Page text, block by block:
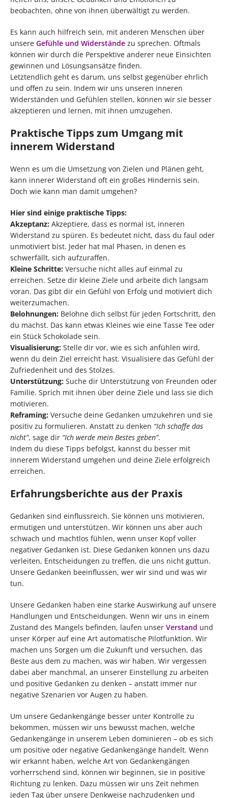
beobachten, ohne von ihnen überwältigt zu werden.
Es kann auch hilfreich sein, mit anderen Menschen über
unsere Gefühle und Widerstände zu sprechen. Oftmals
können wir durch die Perspektive anderer neue Einsichten
gewinnen und Lösungsansätze finden.
Letztendlich geht es darum, uns selbst gegenüber ehrlich
und offen zu sein. Indem wir uns unseren inneren
Widerständen und Gefühlen stellen, können wir sie besser
akzeptieren und lernen, mit ihnen umzugehen.
Praktische Tipps zum Umgang mit
innerem Widerstand
Wenn es um die Umsetzung von Zielen und Plänen geht,
kann innerer Widerstand oft ein großes Hindernis sein.
Doch wie kann man damit umgehen?
Hier sind einige praktische Tipps:
Akzeptanz: Akzeptiere, dass es normal ist, inneren
Widerstand zu spüren. Es bedeutet nicht, dass du faul oder
unmotiviert bist. Jeder hat mal Phasen, in denen es
schwerfällt, sich aufzuraffen.
Kleine Schritte: Versuche nicht alles auf einmal zu
erreichen. Setze dir kleine Ziele und arbeite dich langsam
voran. Das gibt dir ein Gefühl von Erfolg und motiviert dich
weiterzumachen.
Belohnungen: Belohne dich selbst für jeden Fortschritt, den
du machst. Das kann etwas Kleines wie eine Tasse Tee oder
ein Stück Schokolade sein.
Visualisierung: Stelle dir vor, wie es sich anfühlen wird,
wenn du dein Ziel erreicht hast. Visualisiere das Gefühl der
Zufriedenheit und des Stolzes.
Unterstützung: Suche dir Unterstützung von Freunden oder
Familie. Sprich mit ihnen über deine Ziele und lass sie dich
motivieren.
Reframing: Versuche deine Gedanken umzukehren und sie
positiv zu formulieren. Anstatt zu denken “Ich schaffe das
nicht”, sage dir “Ich werde mein Bestes geben”.
Indem du diese Tipps befolgst, kannst du besser mit
innerem Widerstand umgehen und deine Ziele erfolgreich
erreichen.
Erfahrungsberichte aus der Praxis
Gedanken sind einflussreich. Sie können uns motivieren,
ermutigen und unterstützen. Wir können uns aber auch
schwach und machtlos fühlen, wenn unser Kopf voller
negativer Gedanken ist. Diese Gedanken können uns dazu
verleiten, Entscheidungen zu treffen, die uns nicht guttun.
Unsere Gedanken beeinflussen, wer wir sind und was wir
tun.
Unsere Gedanken haben eine starke Auswirkung auf unsere
Handlungen und Entscheidungen. Wenn wir uns in einem
Zustand des Mangels befinden, laufen unser Verstand und
unser Körper auf eine Art automatische Pilotfunktion. Wir
machen uns Sorgen um die Zukunft und versuchen, das
Beste aus dem zu machen, was wir haben. Wir vergessen
dabei aber manchmal, an unserer Einstellung zu arbeiten
und positive Gedanken zu denken – anstatt immer nur
negative Szenarien vor Augen zu haben.
Um unsere Gedankengänge besser unter Kontrolle zu
bekommen, müssen wir uns bewusst machen, welche
Gedankengänge in unserem Leben dominieren – ob es sich
um positive oder negative Gedankengänge handelt. Wenn
wir erkannt haben, welche Art von Gedankengängen
vorherrschend sind, können wir beginnen, sie in positive
Richtung zu lenken. Dazu müssen wir uns Zeit nehmen
jeden Tag über unsere Denkweise nachzudenken und